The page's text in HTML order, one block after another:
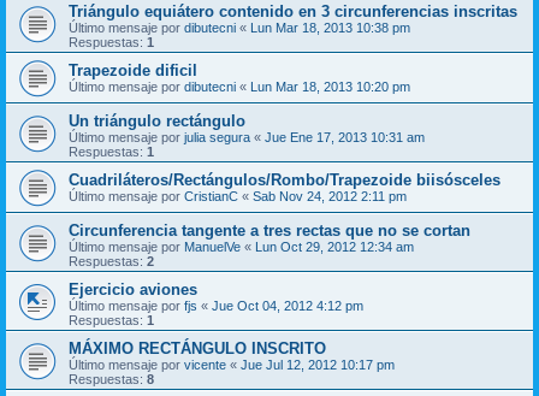
Triángulo equiátero contenido en 3 circunferencias inscritas
Último mensaje por dibutecni « Lun Mar 18, 2013 10:38 pm
Respuestas: 1
Trapezoide dificil
Último mensaje por dibutecni « Lun Mar 18, 2013 10:20 pm
Un triángulo rectángulo
Último mensaje por julia segura « Jue Ene 17, 2013 10:31 am
Respuestas: 1
Cuadriláteros/Rectángulos/Rombo/Trapezoide biisósceles
Último mensaje por CristianC « Sab Nov 24, 2012 2:11 pm
Circunferencia tangente a tres rectas que no se cortan
Último mensaje por ManuelVe « Lun Oct 29, 2012 12:34 am
Respuestas: 2
Ejercicio aviones
Último mensaje por fjs « Jue Oct 04, 2012 4:12 pm
Respuestas: 1
MÁXIMO RECTÁNGULO INSCRITO
Último mensaje por vicente « Jue Jul 12, 2012 10:17 pm
Respuestas: 8